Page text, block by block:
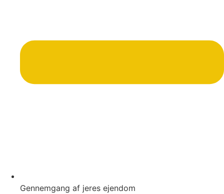
Gennemgang af jeres ejendom